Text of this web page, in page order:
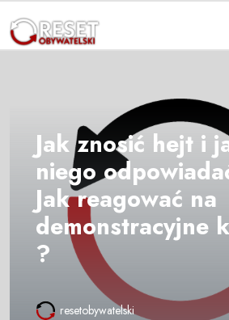
Jak znosić hejt i
niego
Jak reagować na
demonstracyjne
?
resetobywatelski